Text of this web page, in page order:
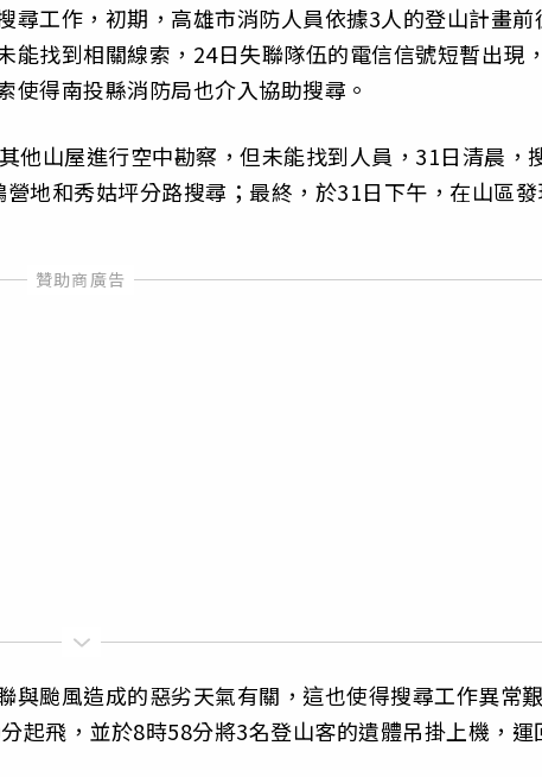
尋工作，初期，高雄市消防人員依據3人的登山計畫前
能找到相關線索，24日失聯隊伍的電信信號短暫出現
得南投縣消防局也介入協助搜尋。
他山屋進行空中勘察，但未能找到人員，31日清晨，
地和秀姑坪分路搜尋；最終，於31日下午，在山區
與颱風造成的惡劣天氣有關，這也使得搜尋工作異常
起飛，並於8時58分將3名登山客的遺體吊掛上機，運